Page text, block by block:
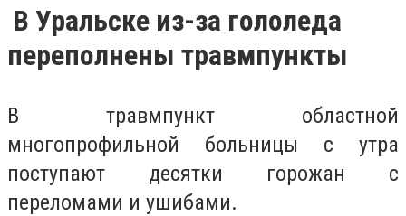
В Уральске из-за гололеда
переполнены травмпункты
В травмпункт областной
многопрофильной больницы с утра
поступают десятки горожан с
переломами и ушибами.